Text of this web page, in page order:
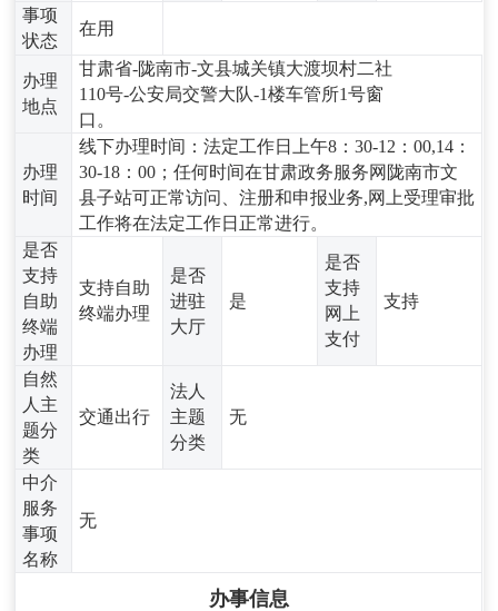
事项
状态
在用
办理
地点
甘肃省-陇南市-文县城关镇大渡坝村二社
110号-公安局交警大队-1楼车管所1号窗
口。
办理
时间
线下办理时间：法定工作日上午8：30-12：00,14：
30-18：00；任何时间在甘肃政务服务网陇南市文
县子站可正常访问、注册和申报业务,网上受理审批
工作将在法定工作日正常进行。
是否
支持
自助
终端
办理
支持自助
终端办理
是否
进驻
大厅
是
是否
支持
网上
支付
支持
自然
人主
题分
类
交通出行
法人
主题
分类
无
中介
服务
事项
名称
无
办事信息